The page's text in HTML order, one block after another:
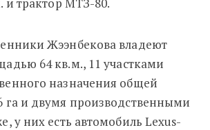
Жээнбекова владеют
64 кв.м., 11 участками
назначения общей
га и двумя производственными
у них есть автомобиль Lexus-